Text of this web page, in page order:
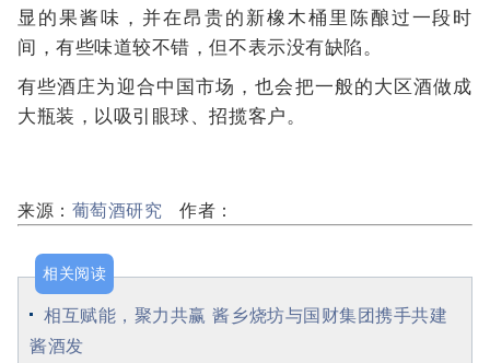
显的果酱味，并在昂贵的新橡木桶里陈酿过一段时
间，有些味道较不错，但不表示没有缺陷。
有些酒庄为迎合中国市场，也会把一般的大区酒做成
大瓶装，以吸引眼球、招揽客户。
来源： 葡萄酒研究 作者：
相关阅读
相互赋能，聚力共赢 酱乡烧坊与国财集团携手共建
酱酒发